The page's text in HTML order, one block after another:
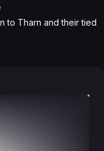
to Tharn and their tied